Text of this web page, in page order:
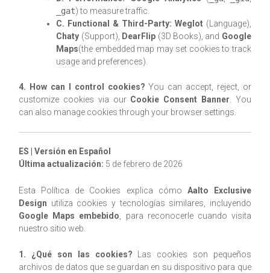
_gat) to measure traffic.
C. Functional & Third-Party: Weglot(Language),
Chaty (Support), DearFlip (3D Books), and Google
Maps(the embedded map may set cookies to track
usage and preferences).
4. How can I control cookies? You can accept, reject, or
customize cookies via our Cookie Consent Banner . You
can also manage cookies through your browser settings.
ES | Versión en Español
Última actualización: 5 de febrero de 2026
Esta Política de Cookies explica cómo Aalto Exclusive
Design utiliza cookies y tecnologías similares, incluyendo
Google Maps embebido , para reconocerle cuando visita
nuestro sitio web.
1. ¿Qué son las cookies? Las cookies son pequeños
archivos de datos que se guardan en su dispositivo para que